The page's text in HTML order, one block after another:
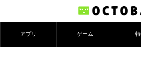
アプリ ゲーム